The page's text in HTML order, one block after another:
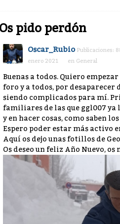
Os pido perdón
Oscar_Rubio Publicaciones:
enero 2021
en General
Buenas a todos. Quiero
foro y a todos, por desaparecer
siendo complicados para mí.
familiares de las que ggl007 ya
y en hacer cosas, como saben
Espero poder estar más activo
Aquí os dejo unas fotillos de
Os deseo un feliz Año Nuevo,